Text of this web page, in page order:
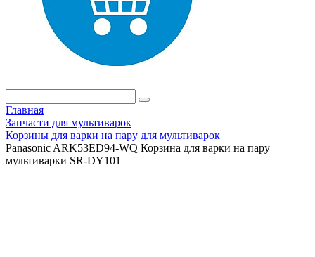
Главная
Запчасти для мультиварок
Корзины для варки на пару для мультиварок
Panasonic ARK53ED94-WQ Корзина для варки на пару
мультиварки SR-DY101